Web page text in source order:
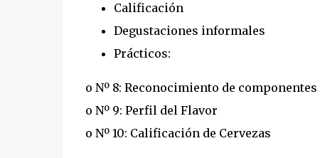
Calificación
Degustaciones informales
Prácticos:
o Nº 8: Reconocimiento de
o Nº 9: Perfil del Flavor
o Nº 10: Calificación de Cervezas